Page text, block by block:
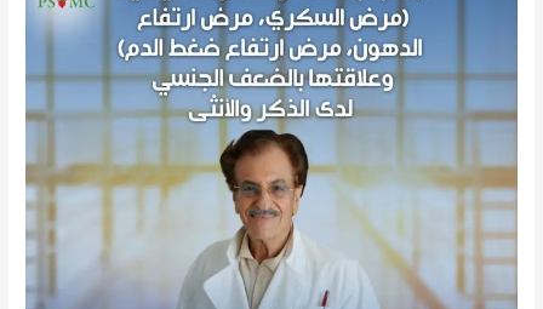
السكري،
مرض
الدهون،
مرض
إرتفاع
ضغط
الدم)
وعلاقتها